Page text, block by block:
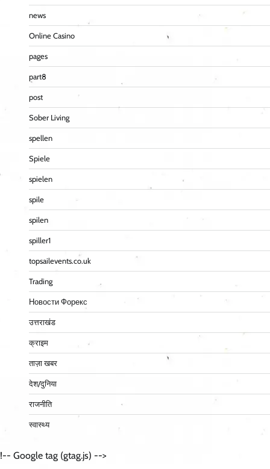
news
Online Casino
pages
part8
post
Sober Living
spellen
Spiele
spielen
spile
spilen
spiller1
topsailevents.co.uk
Trading
Новости Форекс
उत्तराखंड
क्राइम
ताज़ा खबर
देश/दुनिया
राजनीति
स्वास्थ्य
!-- Google tag (gtag.js) -->